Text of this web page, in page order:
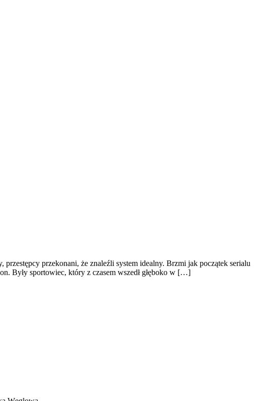
przekonani, że znaleźli system idealny. Brzmi jak początek serialu
Były sportowiec, który z czasem wszedł głęboko w […]